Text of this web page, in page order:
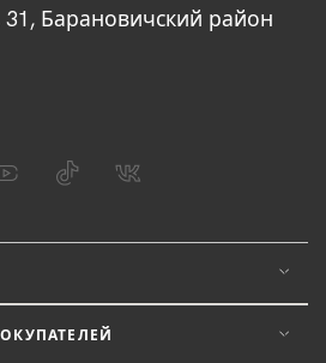
Барановичский район